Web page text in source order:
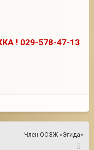
! 029-578-47-13
Член ООЗЖ «Эгида»